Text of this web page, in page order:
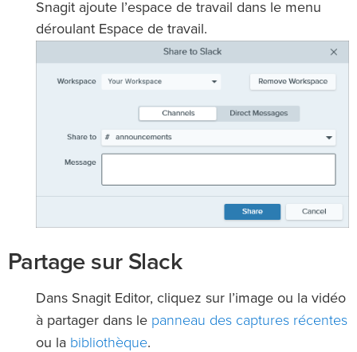
Snagit ajoute l’espace de travail dans le menu
déroulant Espace de travail.
Partage sur Slack
Dans Snagit Editor, cliquez sur l’image ou la vidéo
à partager dans le panneau des captures récentes
ou la bibliothèque.